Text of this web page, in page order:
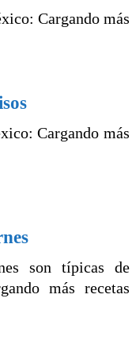
Cargando más
Cargando más
son típicas de
más recetas